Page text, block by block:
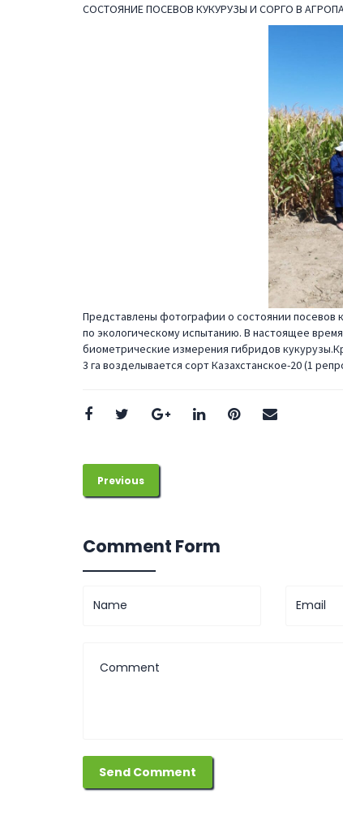
СОСТОЯНИЕ ПОСЕВОВ КУКУРУЗЫ И СОРГО В
Представлены фотографии о состоянии посевов
по экологическому испытанию. В настоящее
биометрические измерения гибридов
3 га возделывается сорт Казахстанское-20 (1
Previous
Comment Form